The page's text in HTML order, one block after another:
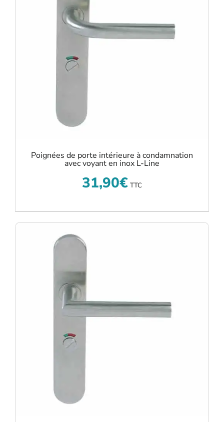
Poignées de porte intérieure à condamnation
avec voyant en inox L-Line
31,90€ TTC